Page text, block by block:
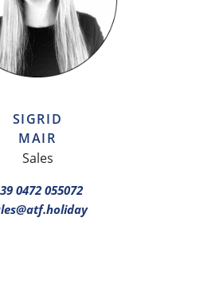
SIGRID
MAIR
Sales
0472 055072